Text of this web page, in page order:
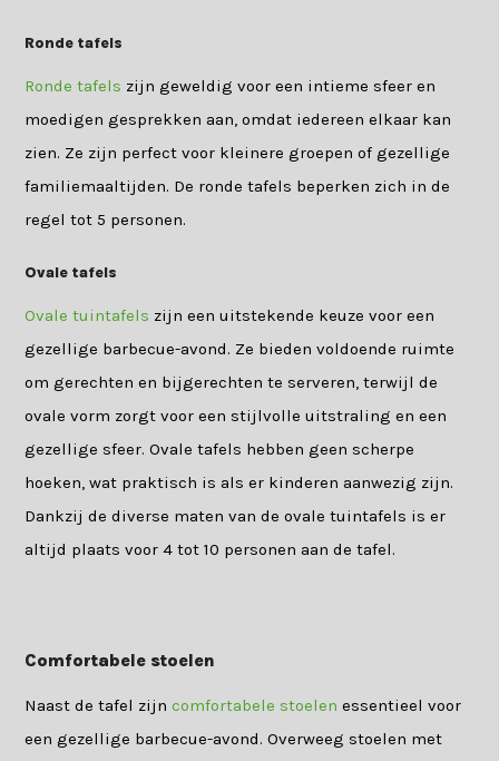
Ronde tafels
Ronde tafels zijn geweldig voor een intieme sfeer en
moedigen gesprekken aan, omdat iedereen elkaar kan
zien. Ze zijn perfect voor kleinere groepen of gezellige
familiemaaltijden. De ronde tafels beperken zich in de
regel tot 5 personen.
Ovale tafels
Ovale tuintafels zijn een uitstekende keuze voor een
gezellige barbecue-avond. Ze bieden voldoende ruimte
om gerechten en bijgerechten te serveren, terwijl de
ovale vorm zorgt voor een stijlvolle uitstraling en een
gezellige sfeer. Ovale tafels hebben geen scherpe
hoeken, wat praktisch is als er kinderen aanwezig zijn.
Dankzij de diverse maten van de ovale tuintafels is er
altijd plaats voor 4 tot 10 personen aan de tafel.
Comfortabele stoelen
Naast de tafel zijncomfortabele stoelen essentieel voor
een gezellige barbecue-avond. Overweeg stoelen met